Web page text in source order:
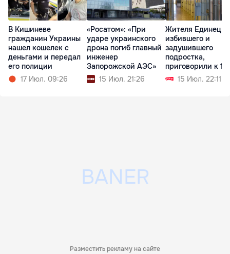
В Кишиневе
гражданин Украины
нашел кошелек с
деньгами и передал
его полиции
17 Июл. 09:26
«Росатом»: «При
ударе украинского
дрона погиб главный
инженер
Запорожской АЭС»
15 Июл. 21:26
Жителя Единец,
избившего и
задушившего
подростка,
приговорили к 18
годам тюрьмы
15 Июл. 22:11
Разместить рекламу на сайте